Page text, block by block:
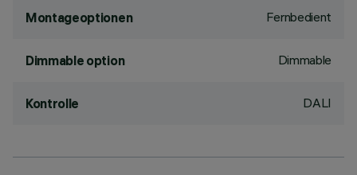
Montageoptionen Fernbedient
Dimmable option Dimmable
Kontrolle DALI